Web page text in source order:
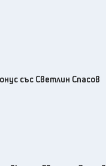
със Светлин Спасов